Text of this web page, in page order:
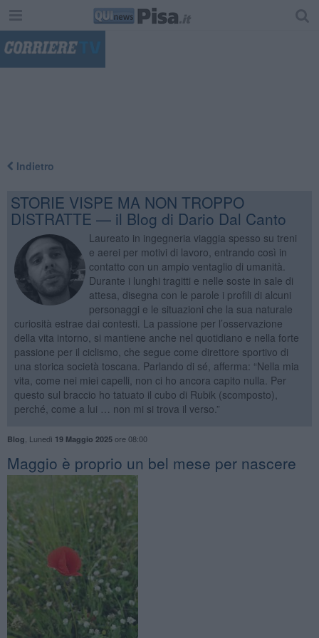
Indietro
STORIE VISPE MA NON TROPPO
DISTRATTE — il Blog di Dario Dal Canto
Laureato in ingegneria viaggia spesso su treni
e aerei per motivi di lavoro, entrando così in
contatto con un ampio ventaglio di umanità.
Durante i lunghi tragitti e nelle soste in sale di
attesa, disegna con le parole i profili di alcuni
personaggi e le situazioni che la sua naturale
curiosità estrae dai contesti. La passione per l’osservazione
della vita intorno, si mantiene anche nel quotidiano e nella forte
passione per il ciclismo, che segue come direttore sportivo di
una storica società toscana. Parlando di sé, afferma: “Nella mia
vita, come nei miei capelli, non ci ho ancora capito nulla. Per
questo sul braccio ho tatuato il cubo di Rubik (scomposto),
perché, come a lui … non mi si trova il verso.”
Blog Lunedì 19 Maggio 2025ore 08:00
​Maggio è proprio un bel mese per nascere